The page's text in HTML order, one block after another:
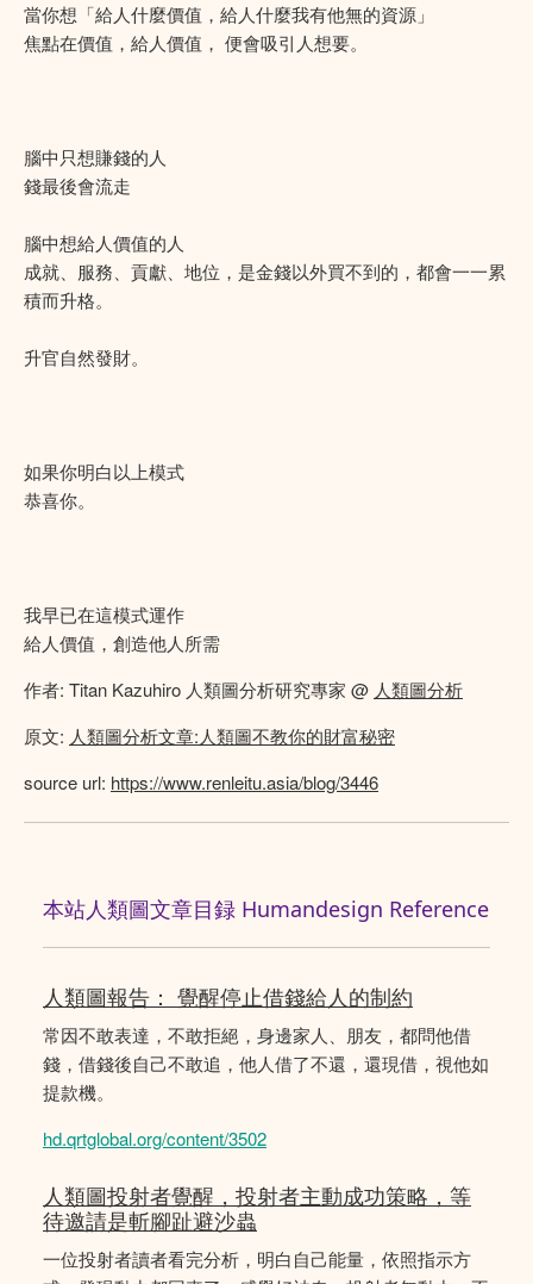
當你想「給人什麼價值，給人什麼我有他無的資源」
焦點在價值，給人價值， 便會吸引人想要。
腦中只想賺錢的人
錢最後會流走
腦中想給人價值的人
成就、服務、貢獻、地位，是金錢以外買不到的，都會一一累
積而升格。
升官自然發財。
如果你明白以上模式
恭喜你。
我早已在這模式運作
給人價值，創造他人所需
作者: Titan Kazuhiro 人類圖分析研究專家 @ 人類圖分析
原文: 人類圖分析文章:人類圖不教你的財富秘密
source url: https://www.renleitu.asia/blog/3446
本站人類圖文章目録 Humandesign Reference
人類圖報告： 覺醒停止借錢給人的制約
常因不敢表達，不敢拒絕，身邊家人、朋友，都問他借
錢，借錢後自己不敢追，他人借了不還，還現借，視他如
提款機。
hd.qrtglobal.org/content/3502
人類圖投射者覺醒，投射者主動成功策略，等
待邀請是斬腳趾避沙蟲
一位投射者讀者看完分析，明白自己能量，依照指示方